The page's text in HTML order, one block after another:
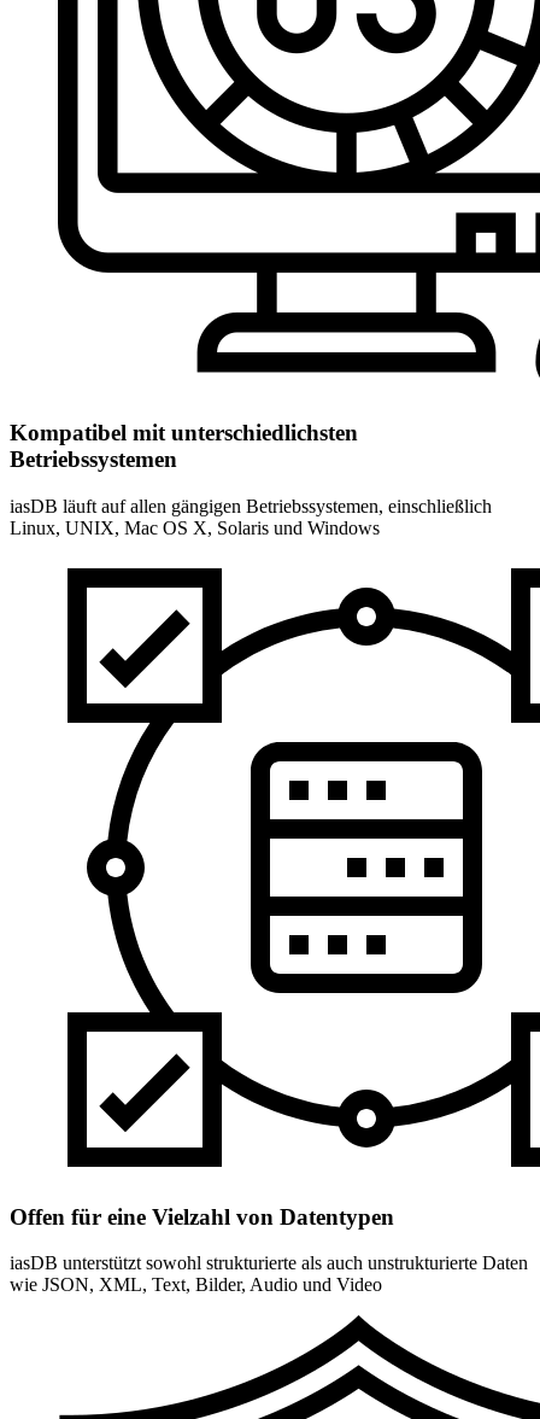
Kompatibel mit unterschiedlichsten
Betriebssystemen
iasDB läuft auf allen gängigen Betriebssystemen, einschließlich
Linux, UNIX, Mac OS X, Solaris und Windows
Offen für eine Vielzahl von Datentypen
iasDB unterstützt sowohl strukturierte als auch unstrukturierte Daten
wie JSON, XML, Text, Bilder, Audio und Video